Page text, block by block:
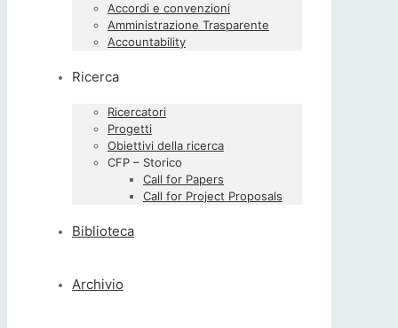
Accordi e convenzioni
Amministrazione Trasparente
Accountability
Ricerca
Ricercatori
Progetti
Obiettivi della ricerca
CFP – Storico
Call for Papers
Call for Project Proposals
Biblioteca
Archivio